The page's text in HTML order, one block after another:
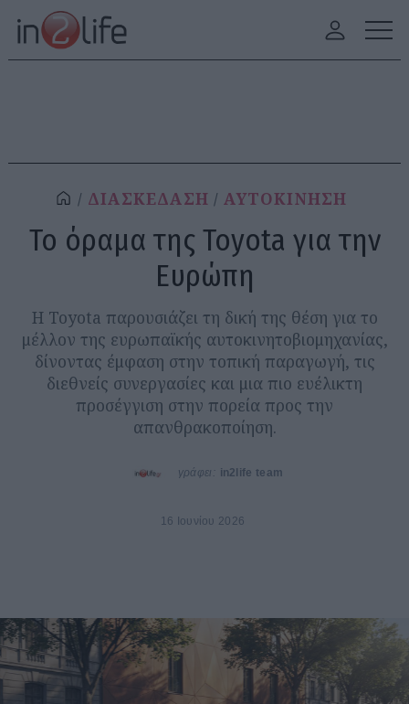
ΔΙΑΣΚΕΔΑΣΗ ΑΥΤΟΚΙΝΗΣΗ
Το όραμα της Toyota για την
Ευρώπη
Η Toyota παρουσιάζει τη δική της θέση για το
μέλλον της ευρωπαϊκής αυτοκινητοβιομηχανίας,
δίνοντας έμφαση στην τοπική παραγωγή, τις
διεθνείς συνεργασίες και μια πιο ευέλικτη
προσέγγιση στην πορεία προς την
απανθρακοποίηση.
γράφει: in2life team
16 Ιουνίου 2026